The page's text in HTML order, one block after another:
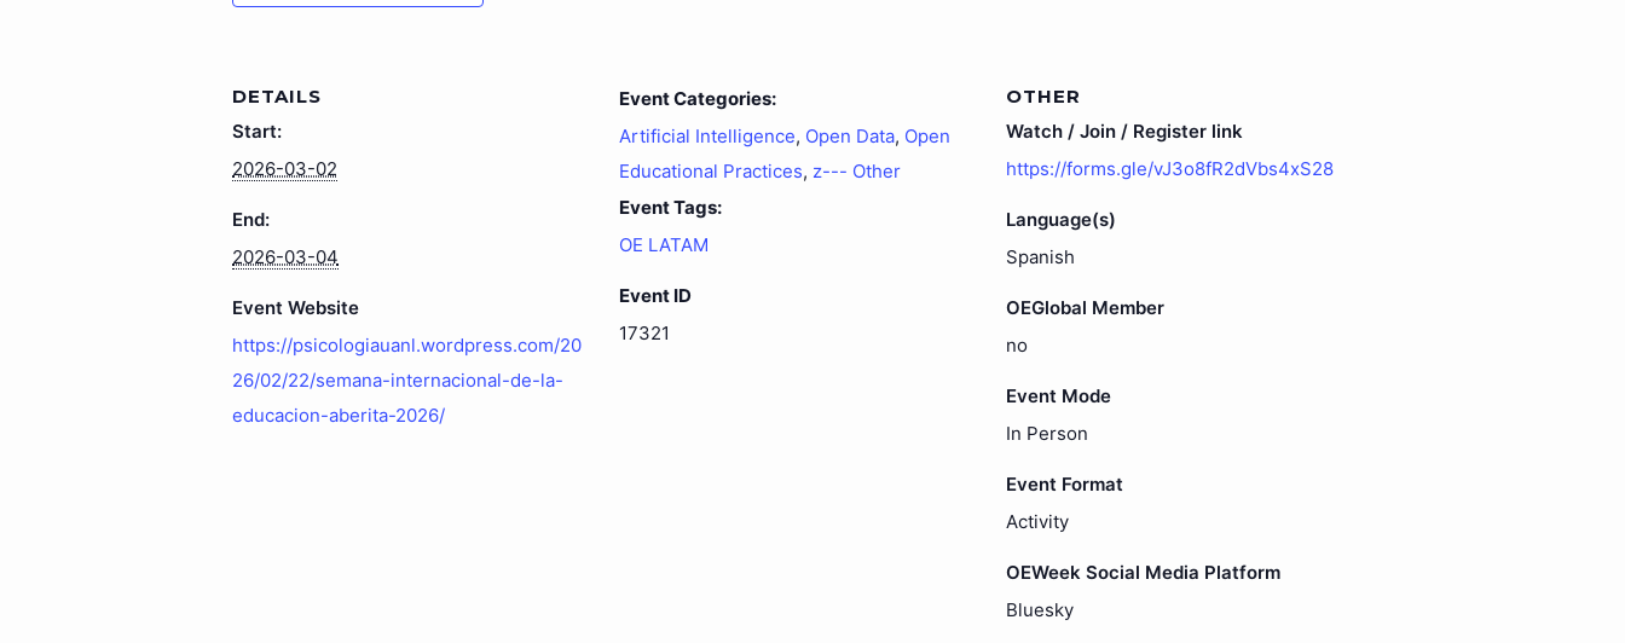
DETAILS
Start:
2026-03-02
End:
2026-03-04
Event Website
https://psicologiauanl.wordpress.com/20
26/02/22/semana-internacional-de-la-
educacion-aberita-2026/
Event Categories:
Artificial Intelligence, Open Data, Open
Educational Practices, z--- Other
Event Tags:
OE LATAM
Event ID
17321
OTHER
Watch / Join / Register link
https://forms.gle/vJ3o8fR2dVbs4xS28
Language(s)
Spanish
OEGlobal Member
no
Event Mode
In Person
Event Format
Activity
OEWeek Social Media Platform
Bluesky